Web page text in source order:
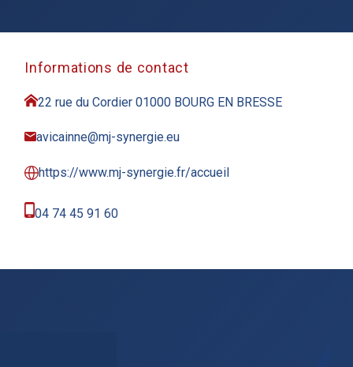
Informations de contact
22 rue du Cordier 01000 BOURG EN BRESSE
avicainne@mj-synergie.eu
https://www.mj-synergie.fr/accueil
04 74 45 91 60